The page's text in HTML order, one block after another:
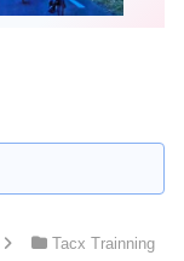
Tacx Trainning